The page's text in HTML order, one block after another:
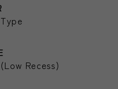
Recess)